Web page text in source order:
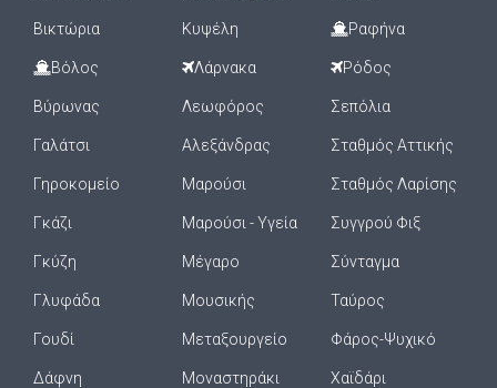
Βικτώρια
Βόλος
Βύρωνας
Γαλάτσι
Γηροκομείο
Γκάζι
Γκύζη
Γλυφάδα
Γουδί
Δάφνη
Κυψέλη
Λάρνακα
Λεωφόρος
Αλεξάνδρας
Μαρούσι
Μαρούσι - Υγεία
Μέγαρο
Μουσικής
Μεταξουργείο
Μοναστηράκι
Ραφήνα
Ρόδος
Σεπόλια
Σταθμός Αττικής
Σταθμός Λαρίσης
Συγγρού Φιξ
Σύνταγμα
Ταύρος
Φάρος-Ψυχικό
Χαϊδάρι